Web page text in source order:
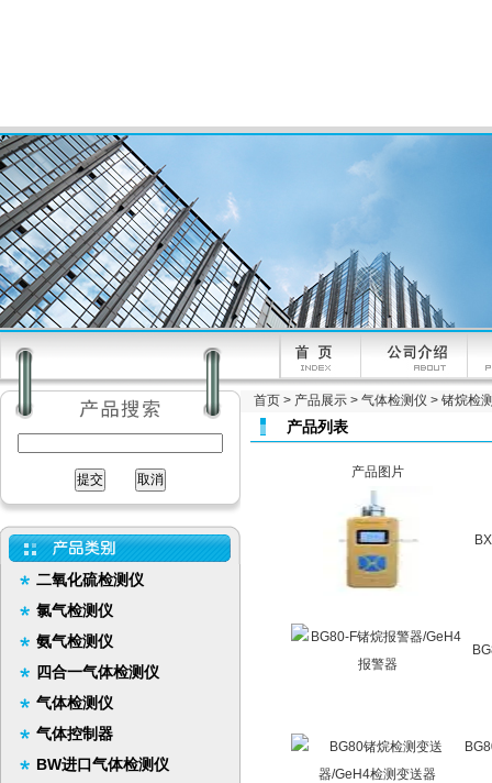
二氧化硫检测仪
氯气检测仪
氨气检测仪
四合一气体检测仪
气体检测仪
气体控制器
BW进口气体检测仪
首页 > 产品展示 > 气体检测仪 > 锗烷检
产品列表
产品图片